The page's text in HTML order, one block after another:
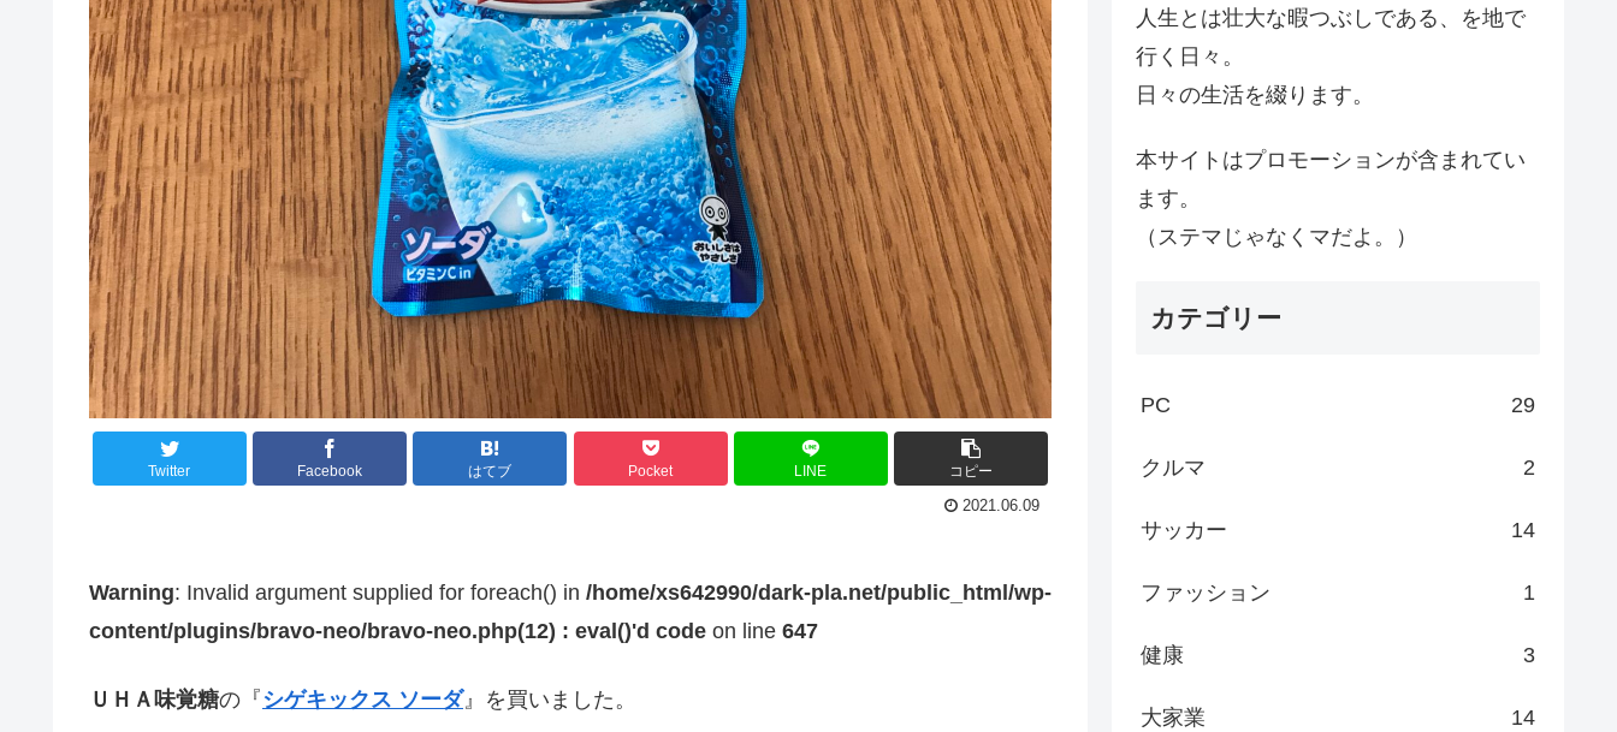
Twitter Facebook はてブ Pocket LINE コピー
2021.06.09
Warning: Invalid argument supplied for foreach() in /home/xs642990/dark-pla.net/public_html/wp-
content/plugins/bravo-neo/bravo-neo.php(12) : eval()'d code on line 647
ＵＨＡ味覚糖の『 シゲキックス ソーダ』を買いました。
人生とは壮大な暇つぶしである、を地で
行く日々。
日々の生活を綴ります。
本サイトはプロモーションが含まれてい
ます。
（ステマじゃなくマだよ。）
カテゴリー
PC 29
クルマ 2
サッカー 14
ファッション 1
健康 3
大家業 14